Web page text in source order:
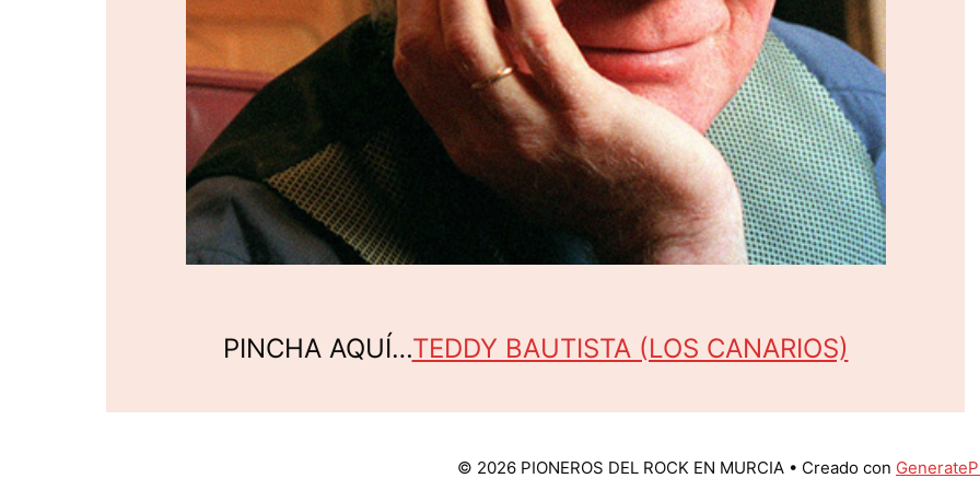
PINCHA AQUÍ…TEDDY BAUTISTA (LOS CANARIOS)
© 2026 PIONEROS DEL ROCK EN MURCIA • Creado con